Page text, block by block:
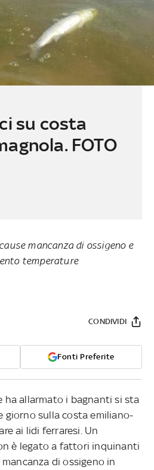
su costa
FOTO
mancanza di ossigeno e
temperature
Fonti Preferite
CONDIVIDI
ha allarmato i bagnanti si sta
giorno sulla costa emiliano-
ai lidi ferraresi. Un
è legato a fattori inquinanti
di ossigeno in